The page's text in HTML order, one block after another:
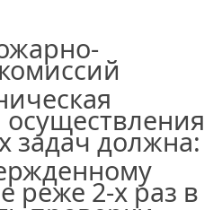
задач должна:
реже 2-х раз в